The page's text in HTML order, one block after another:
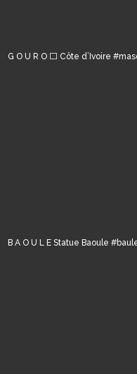
G O U R O ⬜️ Côte d’Ivoire
B A O U L E Statue Baoule